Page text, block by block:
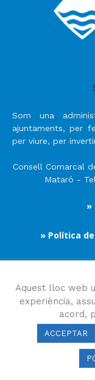
Som una
ajuntaments, per
per viure, per
Consell Comarcal
Mataró -
»
» Política
Consell Comarcal
Aquest lloc web
experiència,
acord,
ACCEPTAR